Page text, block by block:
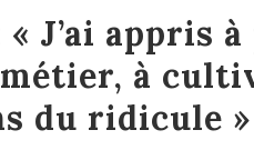
J’ai appris
à
du ridicule »